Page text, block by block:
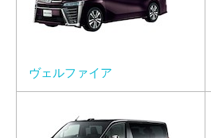
ヴェルファイア